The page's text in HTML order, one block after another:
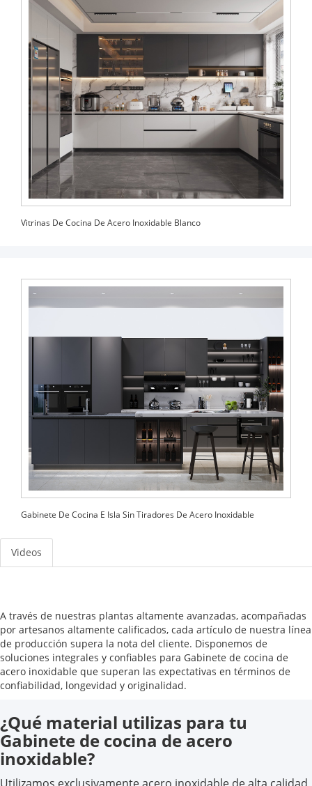
Vitrinas De Cocina De Acero Inoxidable Blanco
Gabinete De Cocina E Isla Sin Tiradores De Acero Inoxidable
Videos
A través de nuestras plantas altamente avanzadas, acompañadas
por artesanos altamente calificados, cada artículo de nuestra línea
de producción supera la nota del cliente. Disponemos de
soluciones integrales y confiables para Gabinete de cocina de
acero inoxidable que superan las expectativas en términos de
confiabilidad, longevidad y originalidad.
¿Qué material utilizas para tu
Gabinete de cocina de acero
inoxidable?